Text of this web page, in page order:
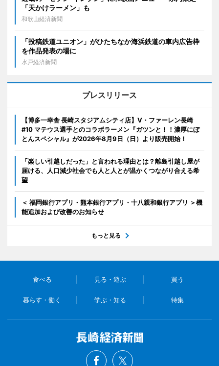
「天かけラーメン」も
和歌山経済新聞
「投稿鉄道ユニオン」がひたちなか海浜鉄道の車内広告枠
を作品発表の場に
水戸経済新聞
プレスリリース
【博多一幸舎 長崎スタジアムシティ店】V・ファーレン長崎
#10 マテウス選手とのコラボラーメン『ガツンと！！濃厚にぼ
とんスペシャル』が2026年8月9日（日）より販売開始！
「楽しい引越しだった」と言われる理由とは？離島引越し屋が
届ける、人口減少社会でも人と人とが温かくつながり合える希
望
＜ 福岡銀行アプリ・熊本銀行アプリ・十八親和銀行アプリ ＞機
能追加および改善のお知らせ
もっと見る
食べる 見る・遊ぶ 買う
暮らす・働く 学ぶ・知る 特集